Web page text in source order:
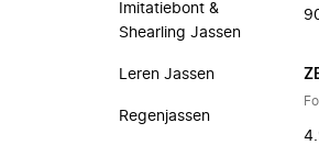
Imitatiebont &
Shearling Jassen
Leren Jassen
Regenjassen